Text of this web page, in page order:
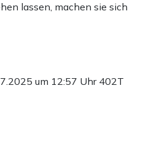
lassen, machen sie sich
um 12:57 Uhr 402T